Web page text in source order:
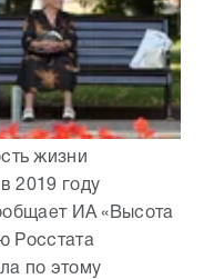
жизни
2019 году
ИА «Высота
Росстата
по этому